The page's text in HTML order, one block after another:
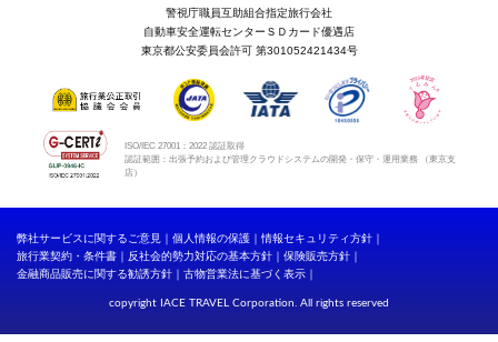
警視庁職員互助組合指定旅行会社
自動車安全運転センターＳＤカード優遇店
東京都公安委員会許可 第301052421434号
ISO/IEC 27001：2022 認証取得
認証範囲：出張予約および管理クラウドシステムの開発・保守・運用業務 （東京支
店）
弊社サービスに関するご意見 個人情報の保護
情報セキュリティ方針
旅行業契約・条件書
反社会的勢力対応の基本方針
保険販売方針
金融商品販売に関する勧誘方針
古物営業法に基づく表示
copyright IACE TRAVEL Corporation. All rights reserved